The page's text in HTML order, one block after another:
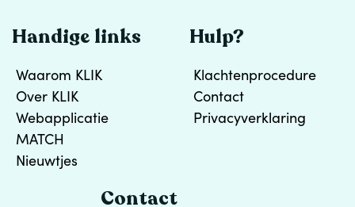
Handige links
Waarom KLIK
Over KLIK
Webapplicatie
MATCH
Nieuwtjes
Hulp?
Klachtenprocedure
Contact
Privacyverklaring
Contact